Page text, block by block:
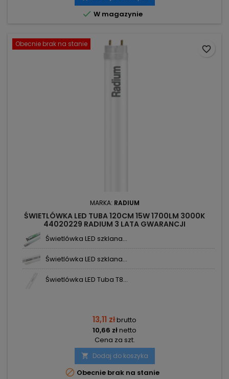
 W magazynie
Obecnie brak na stanie
MARKA: RADIUM
ŚWIETLÓWKA LED TUBA 120CM 15W 1700LM 3000K
44020229 RADIUM 3 LATA GWARANCJI
Świetlówka LED szklana...
Świetlówka LED szklana...
Świetlówka LED Tuba T8...
13,11 złbrutto
10,66 złnetto
Cena za szt.
 Dodaj do koszyka
 Obecnie brak na stanie
favorite_border